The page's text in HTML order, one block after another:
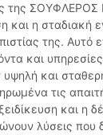
της ΣΟΥΦΛΕΡΟΣ
και η σταδιακή
της. Αυτό
και
υψηλή και
τις
και η
λύσεις που